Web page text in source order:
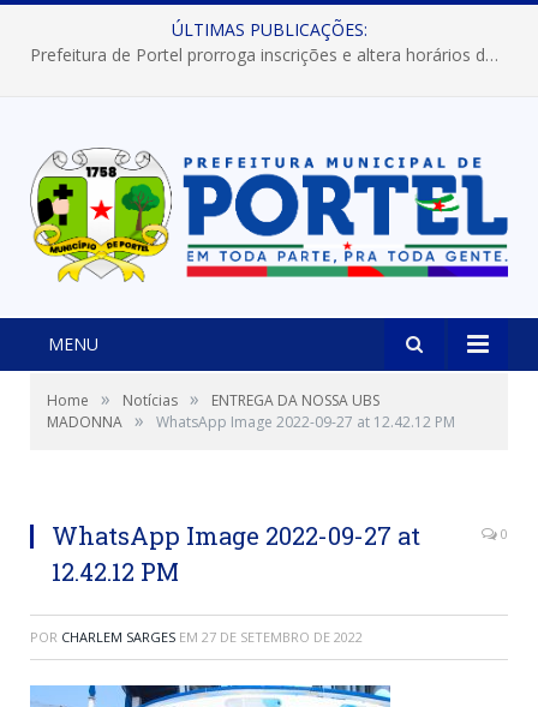
ÚLTIMAS PUBLICAÇÕES:
Prefeitura de Portel prorroga inscrições e altera horários dos concursos “Musa” e “Miss Mix Verão 2026”
MENU
Home » Notícias »
ENTREGA DA NOSSA UBS
MADONNA » WhatsApp Image 2022-09-27 at 12.42.12 PM
WhatsApp Image 2022-09-27 at
12.42.12 PM
0
POR CHARLEM SARGES EM 27 DE SETEMBRO DE 2022